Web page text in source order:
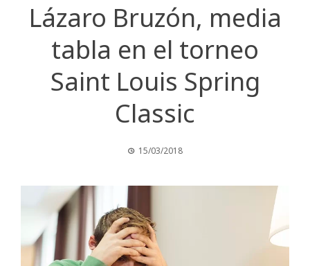
Lázaro Bruzón, media
tabla en el torneo
Saint Louis Spring
Classic
15/03/2018